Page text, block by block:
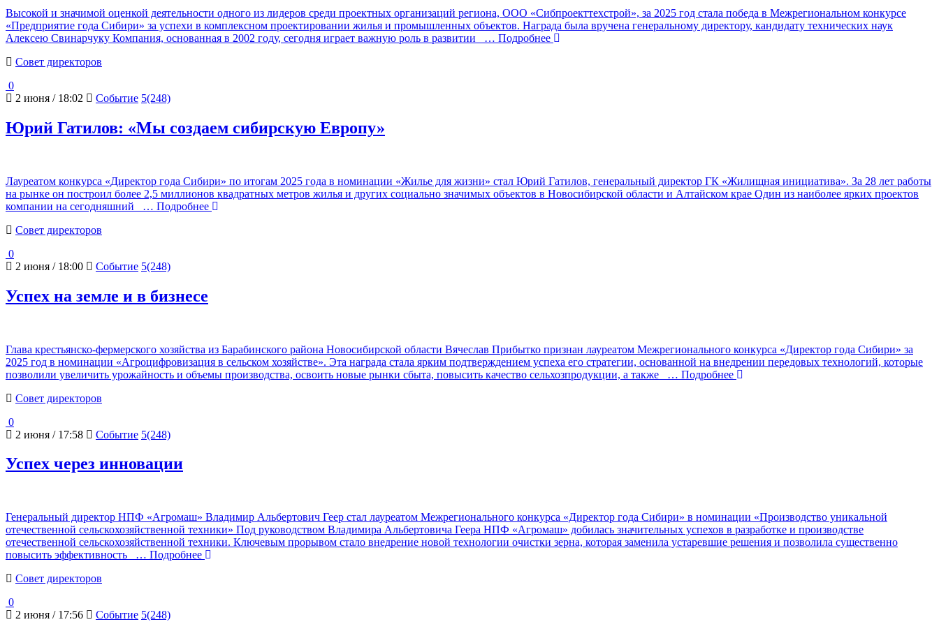
Высокой и значимой оценкой деятельности одного из лидеров среди проектных организаций региона, ООО «Сибпроекттехстрой», за 2025 год стала победа в Межрегиональном конкурсе
«Предприятие года Сибири» за успехи в комплексном проектировании жилья и промышленных объектов. Награда была вручена генеральному директору, кандидату технических наук
Алексею Свинарчуку Компания, основанная в 2002 году, сегодня играет важную роль в развитии
… Подробнее
Cовет директоров
0
2 июня / 18:02
Событие 5(248)
Юрий Гатилов: «Мы создаем сибирскую Европу»
Лауреатом конкурса «Директор года Сибири» по итогам 2025 года в номинации «Жилье для жизни» стал Юрий Гатилов, генеральный директор ГК «Жилищная инициатива». За 28 лет работы
на рынке он построил более 2,5 миллионов квадратных метров жилья и других социально значимых объектов в Новосибирской области и Алтайском крае Один из наиболее ярких проектов
компании на сегодняшний
… Подробнее
Cовет директоров
0
2 июня / 18:00
Событие 5(248)
Успех на земле и в бизнесе
Глава крестьянско-фермерского хозяйства из Барабинского района Новосибирской области Вячеслав Прибытко признан лауреатом Межрегионального конкурса «Директор года Сибири» за
2025 год в номинации «Агроцифровизация в сельском хозяйстве». Эта награда стала ярким подтверждением успеха его стратегии, основанной на внедрении передовых технологий, которые
позволили увеличить урожайность и объемы производства, освоить новые рынки сбыта, повысить качество сельхозпродукции, а также
… Подробнее
Cовет директоров
0
2 июня / 17:58
Событие 5(248)
Успех через инновации
Генеральный директор НПФ «Агромаш» Владимир Альбертович Геер стал лауреатом Межрегионального конкурса «Директор года Сибири» в номинации «Производство уникальной
отечественной сельскохозяйственной техники» Под руководством Владимира Альбертовича Геера НПФ «Агромаш» добилась значительных успехов в разработке и производстве
отечественной сельскохозяйственной техники. Ключевым прорывом стало внедрение новой технологии очистки зерна, которая заменила устаревшие решения и позволила существенно
повысить эффективность
… Подробнее
Cовет директоров
0
2 июня / 17:56
Событие 5(248)